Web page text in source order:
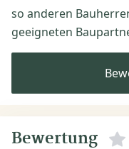
so anderen
geeigneten
Bewertung